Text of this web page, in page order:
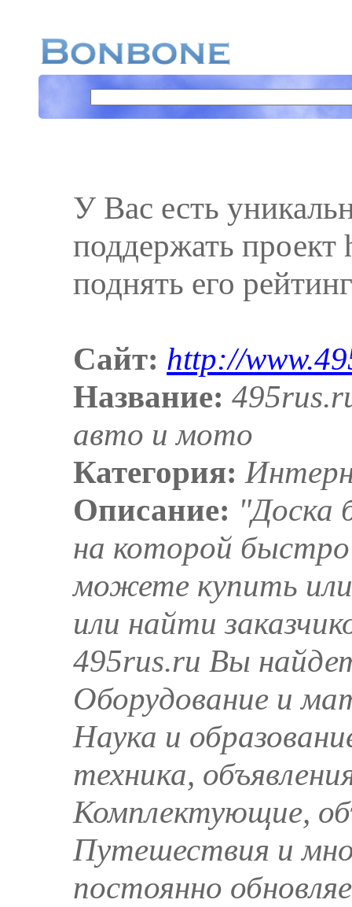
У Вас есть
поддержать
поднять его
Сайт: http://
Название:
авто и мото
Категория:
Описание: "Доска
на которой
можете купить
или найти
495rus.ru Вы
Оборудование и
Наука и
техника,
Комплектующие,
Путешествия и
постоянно